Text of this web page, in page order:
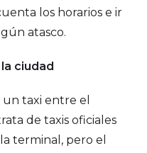
los horarios e ir
atasco.
ciudad
taxi entre el
de taxis oficiales
terminal, pero el